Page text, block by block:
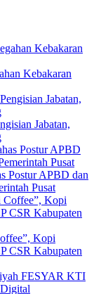
Kebakaran
Jabatan,
Postur APBD dan
Pusat
Kopi
CSR Kabupaten